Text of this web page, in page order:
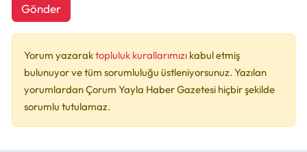
Gönder
Yorum yazaraktopluluk kurallarımızı kabul etmiş
bulunuyor ve tüm sorumluluğu üstleniyorsunuz. Yazılan
yorumlardan Çorum Yayla Haber Gazetesi hiçbir şekilde
sorumlu tutulamaz.